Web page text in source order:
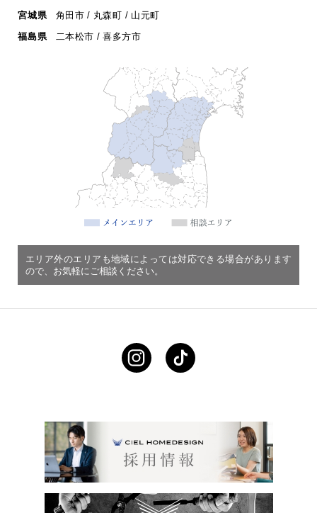
宮城県
角田市 / 丸森町 / 山元町
福島県
二本松市 / 喜多方市
エリア外のエリアも地域によっては対応できる場合があります
ので、お気軽にご相談ください。